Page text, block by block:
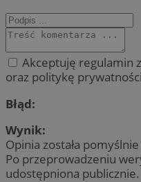
Akceptuję regulamin
oraz politykę
Błąd:
Wynik:
Opinia została
Po przeprowadzeniu
udostępniona publicznie.